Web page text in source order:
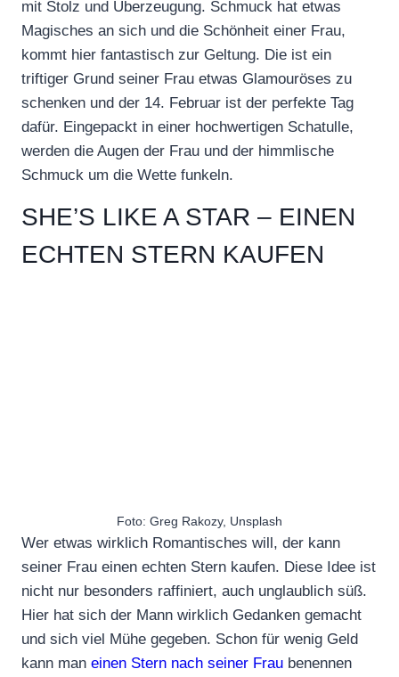
mit Stolz und Überzeugung. Schmuck hat etwas
Magisches an sich und die Schönheit einer Frau,
kommt hier fantastisch zur Geltung. Die ist ein
triftiger Grund seiner Frau etwas Glamouröses zu
schenken und der 14. Februar ist der perfekte Tag
dafür. Eingepackt in einer hochwertigen Schatulle,
werden die Augen der Frau und der himmlische
Schmuck um die Wette funkeln.
SHE’S LIKE A STAR – EINEN
ECHTEN STERN KAUFEN
Foto: Greg Rakozy, Unsplash
Wer etwas wirklich Romantisches will, der kann
seiner Frau einen echten Stern kaufen. Diese Idee ist
nicht nur besonders raffiniert, auch unglaublich süß.
Hier hat sich der Mann wirklich Gedanken gemacht
und sich viel Mühe gegeben. Schon für wenig Geld
kann man einen Stern nach seiner Frau benennen